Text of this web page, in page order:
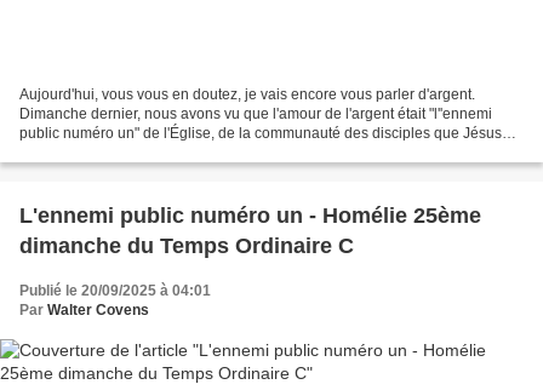
Aujourd'hui, vous vous en doutez, je vais encore vous parler d'argent.
Dimanche dernier, nous avons vu que l'amour de l'argent était "l''ennemi
public numéro un" de l'Église, de la communauté des disciples que Jésus
L'ennemi public numéro un - Homélie 25ème
dimanche du Temps Ordinaire C
Publié le 20/09/2025 à 04:01
Par Walter Covens